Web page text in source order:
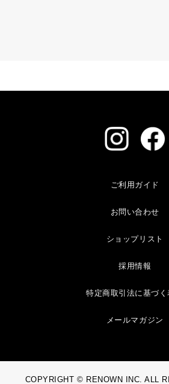
ご利用ガイド
お問い合わせ
ショップリスト
採用情報
特定商取引法に基づく
メールマガジン
COPYRIGHT © RENOWN INC. ALL